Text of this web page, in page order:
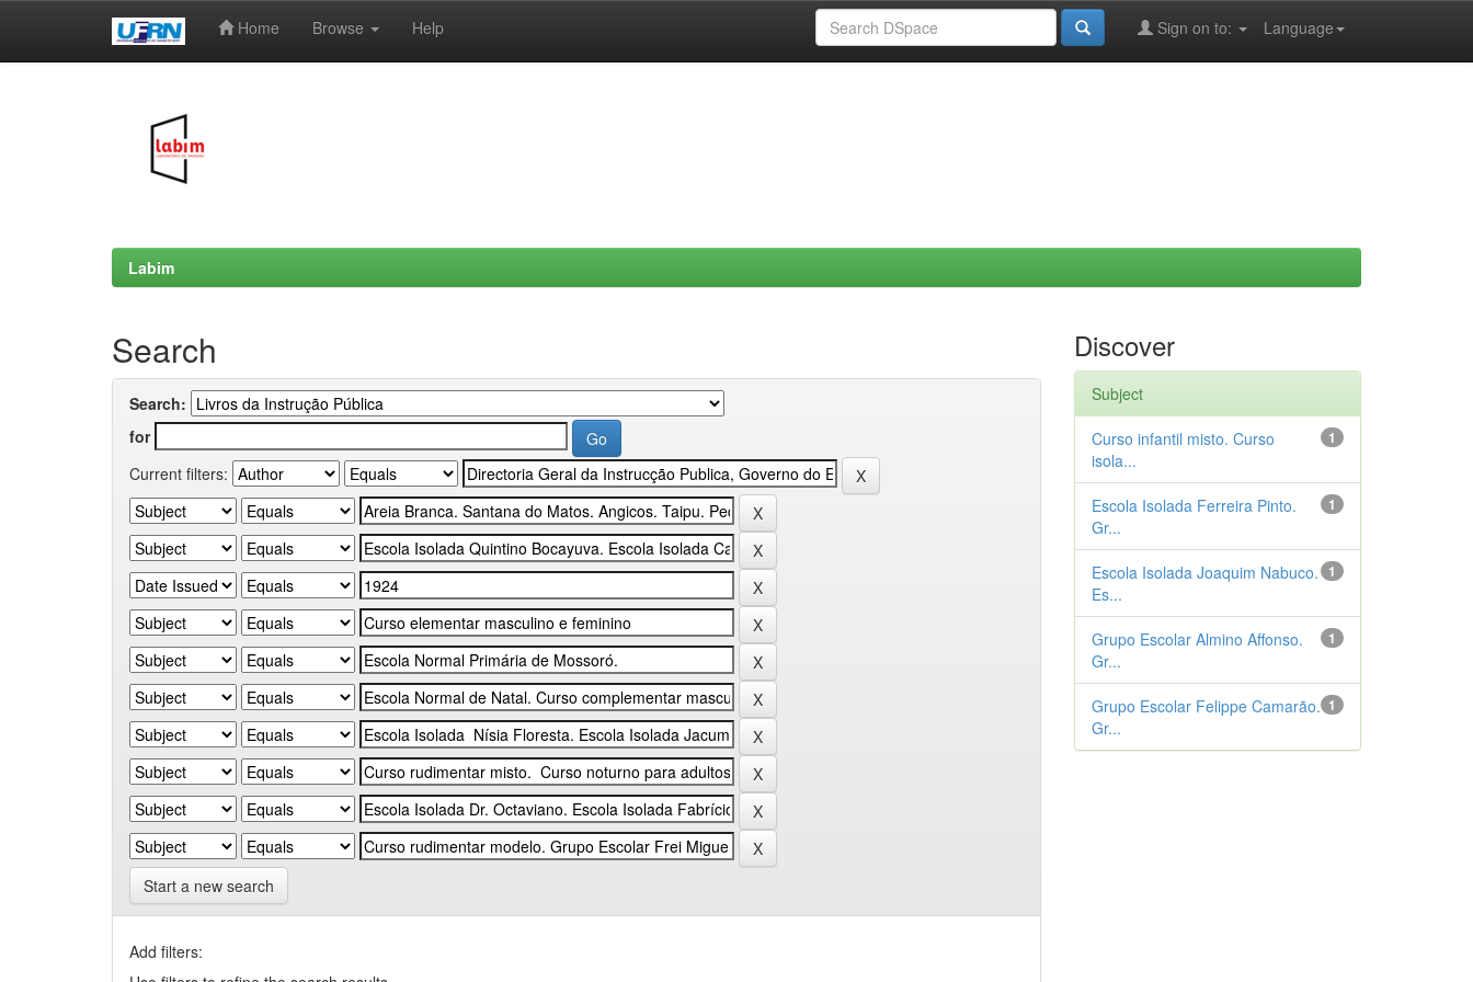
Home Browse Help Language
Sign on to:
Labim
Search
Search:
for
Current filters:
Start a new search
Add filters:
Discover
Subject
1
Curso infantil misto. Curso
isola...
1
Escola Isolada Ferreira Pinto.
Gr...
1
Escola Isolada Joaquim Nabuco.
Es...
1
Grupo Escolar Almino Affonso.
Gr...
1
Grupo Escolar Felippe Camarão.
Gr...